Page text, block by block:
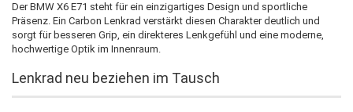
Der BMW X6 E71 steht für ein einzigartiges Design und sportliche
Präsenz. Ein Carbon Lenkrad verstärkt diesen Charakter deutlich und
sorgt für besseren Grip, ein direkteres Lenkgefühl und eine moderne,
hochwertige Optik im Innenraum.
Lenkrad neu beziehen im Tausch